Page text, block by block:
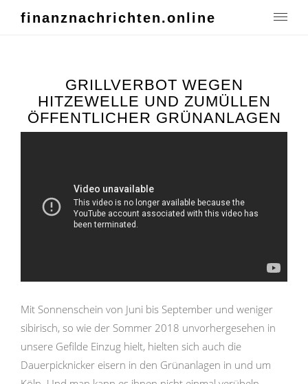
finanznachrichten.online
GRILLVERBOT WEGEN
HITZEWELLE UND ZUMÜLLEN
ÖFFENTLICHER GRÜNANLAGEN
Mit Sonnenschein von Juni bis September und weniger
sibirisch, so wie der Sommer 2018 unvorhergesehen in
unsere Gefilde Einzug hielt, hielten sich auch die
Dauerpicknicker eisern in den Grünanlagen in und um